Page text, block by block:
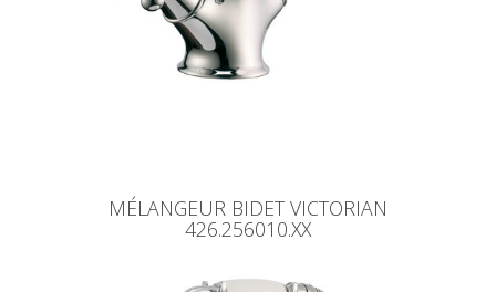
MÉLANGEUR BIDET VICTORIAN
426.256010.XX